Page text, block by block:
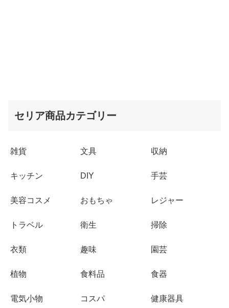
セリア商品カテゴリー
雑貨 文具 収納
キッチン DIY 手芸
美容コスメ おもちゃ レジャー
トラベル 衛生 掃除
衣類 趣味 園芸
植物 食料品 食器
電気小物 コスパ 健康器具